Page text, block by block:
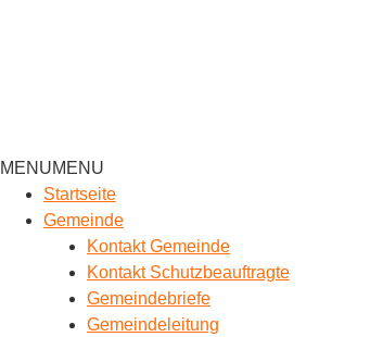
MENUMENU
Startseite
Gemeinde
Kontakt Gemeinde
Kontakt Schutzbeauftragte
Gemeindebriefe
Gemeindeleitung